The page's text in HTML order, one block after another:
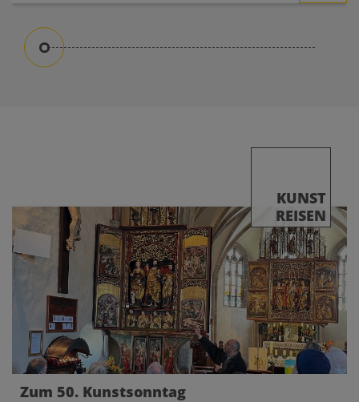
KUNST
REISEN
Zum 50. Kunstsonntag